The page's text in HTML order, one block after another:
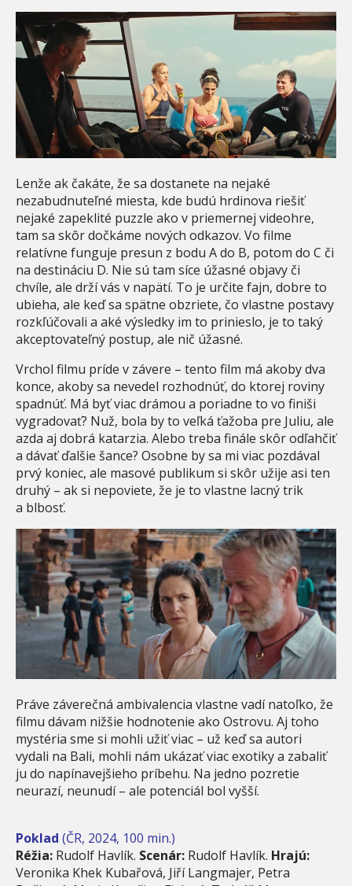
Lenže ak čakáte, že sa dostanete na nejaké
nezabudnuteľné miesta, kde budú hrdinova riešiť
nejaké zapeklité puzzle ako v priemernej videohre,
tam sa skôr dočkáme nových odkazov. Vo filme
relatívne funguje presun z bodu A do B, potom do C či
na destináciu D. Nie sú tam síce úžasné objavy či
chvíle, ale drží vás v napätí. To je určite fajn, dobre to
ubieha, ale keď sa spätne obzriete, čo vlastne postavy
rozkľúčovali a aké výsledky im to prinieslo, je to taký
akceptovateľný postup, ale nič úžasné.
Vrchol filmu príde v závere – tento film má akoby dva
konce, akoby sa nevedel rozhodnúť, do ktorej roviny
spadnúť. Má byť viac drámou a poriadne to vo finiši
vygradovať? Nuž, bola by to veľká ťažoba pre Juliu, ale
azda aj dobrá katarzia. Alebo treba finále skôr odľahčiť
a dávať ďalšie šance? Osobne by sa mi viac pozdával
prvý koniec, ale masové publikum si skôr užije asi ten
druhý – ak si nepoviete, že je to vlastne lacný trik
a blbosť.
Práve záverečná ambivalencia vlastne vadí natoľko, že
filmu dávam nižšie hodnotenie ako Ostrovu. Aj toho
mystéria sme si mohli užiť viac – už keď sa autori
vydali na Bali, mohli nám ukázať viac exotiky a zabaliť
ju do napínavejšieho príbehu. Na jedno pozretie
neurazí, neunudí – ale potenciál bol vyšší.
Poklad (ČR, 2024, 100 min.)
Réžia: Rudolf Havlík. Scenár: Rudolf Havlík. Hrajú:
Veronika Khek Kubařová, Jiří Langmajer, Petra